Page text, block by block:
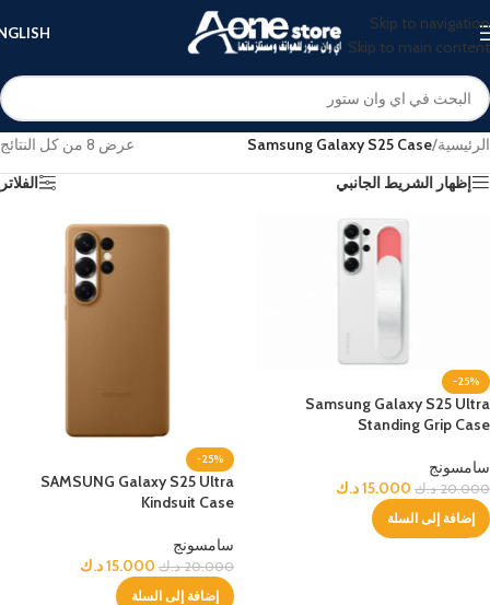
Skip to navigation
Skip to main content
الرئيسية/
Samsung Galaxy S25 Case
عرض ⁦8⁩ من كل النتائج
إظهار الشريط الجانبي
الفلاتر
-25%
Samsung Galaxy S25 Ultra
Standing Grip Case
سامسونج
20.000 د.ك 15.000د.ك
إضافة إلى السلة
-25%
SAMSUNG Galaxy S25 Ultra
Kindsuit Case
سامسونج
20.000 د.ك 15.000د.ك
إضافة إلى السلة